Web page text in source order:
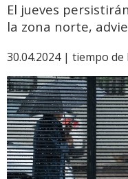
El jueves
la zona norte,
30.04.2024 | tiempo de